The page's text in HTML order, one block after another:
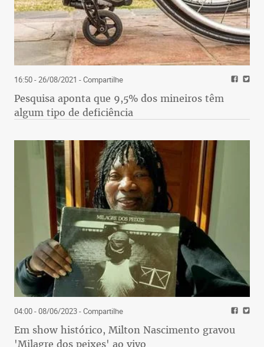
16:50 - 26/08/2021 - Compartilhe
Pesquisa aponta que 9,5% dos mineiros têm
algum tipo de deficiência
04:00 - 08/06/2023- Compartilhe
Em show histórico, Milton Nascimento gravou
'Milagre dos peixes' ao vivo